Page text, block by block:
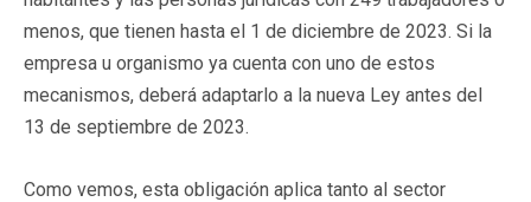
menos, que tienen hasta el 1 de diciembre de 2023. Si la
empresa u organismo ya cuenta con uno de estos
mecanismos, deberá adaptarlo a la nueva Ley antes del
13 de septiembre de 2023.
Como vemos, esta obligación aplica tanto al sector